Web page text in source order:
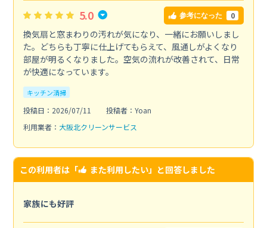
5.0 参考になった 0
換気扇と窓まわりの汚れが気になり、一緒にお願いしまし
た。どちらも丁寧に仕上げてもらえて、風通しがよくなり
部屋が明るくなりました。空気の流れが改善されて、日常
が快適になっています。
キッチン清掃
投稿日：2026/07/11
投稿者：Yoan
利用業者： 大阪北クリーンサービス
この利用者は「 また利用したい」と回答しました
家族にも好評